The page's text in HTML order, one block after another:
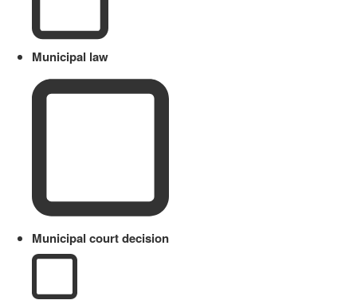
Municipal law
Municipal court decision